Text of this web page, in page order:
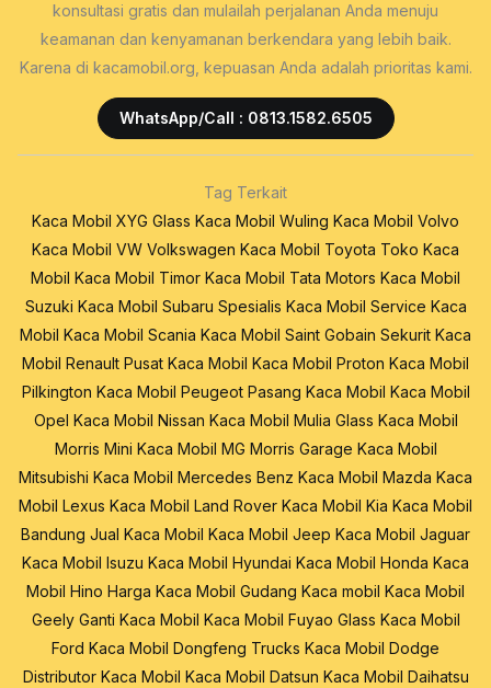
konsultasi gratis dan mulailah perjalanan Anda menuju
keamanan dan kenyamanan berkendara yang lebih baik.
Karena di kacamobil.org, kepuasan Anda adalah prioritas kami.
WhatsApp/Call : 0813.1582.6505
Tag Terkait
Kaca Mobil XYG Glass Kaca Mobil Wuling Kaca Mobil Volvo
Kaca Mobil VW Volkswagen Kaca Mobil Toyota Toko Kaca
Mobil Kaca Mobil Timor Kaca Mobil Tata Motors Kaca Mobil
Suzuki Kaca Mobil Subaru Spesialis Kaca Mobil Service Kaca
Mobil Kaca Mobil Scania Kaca Mobil Saint Gobain Sekurit Kaca
Mobil Renault Pusat Kaca Mobil Kaca Mobil Proton Kaca Mobil
Pilkington Kaca Mobil Peugeot Pasang Kaca Mobil Kaca Mobil
Opel Kaca Mobil Nissan Kaca Mobil Mulia Glass Kaca Mobil
Morris Mini Kaca Mobil MG Morris Garage Kaca Mobil
Mitsubishi Kaca Mobil Mercedes Benz Kaca Mobil Mazda Kaca
Mobil Lexus Kaca Mobil Land Rover Kaca Mobil Kia Kaca Mobil
Bandung Jual Kaca Mobil Kaca Mobil Jeep Kaca Mobil Jaguar
Kaca Mobil Isuzu Kaca Mobil Hyundai Kaca Mobil Honda Kaca
Mobil Hino Harga Kaca Mobil Gudang Kaca mobil Kaca Mobil
Geely Ganti Kaca Mobil Kaca Mobil Fuyao Glass Kaca Mobil
Ford Kaca Mobil Dongfeng Trucks Kaca Mobil Dodge
Distributor Kaca Mobil Kaca Mobil Datsun Kaca Mobil Daihatsu